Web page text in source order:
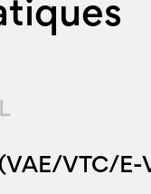
VTC/E-